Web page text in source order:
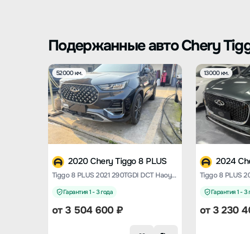
Подержанные авто Chery
52000 км.
2020 Chery Tiggo 8 PLUS
Tiggo 8 PLUS 2021 290TGDI DCT Haoyao Edition
Гарантия 1 - 3 года
от3 504 600₽
13000 км.
2024
Гарантия 1 - 3
от3 230